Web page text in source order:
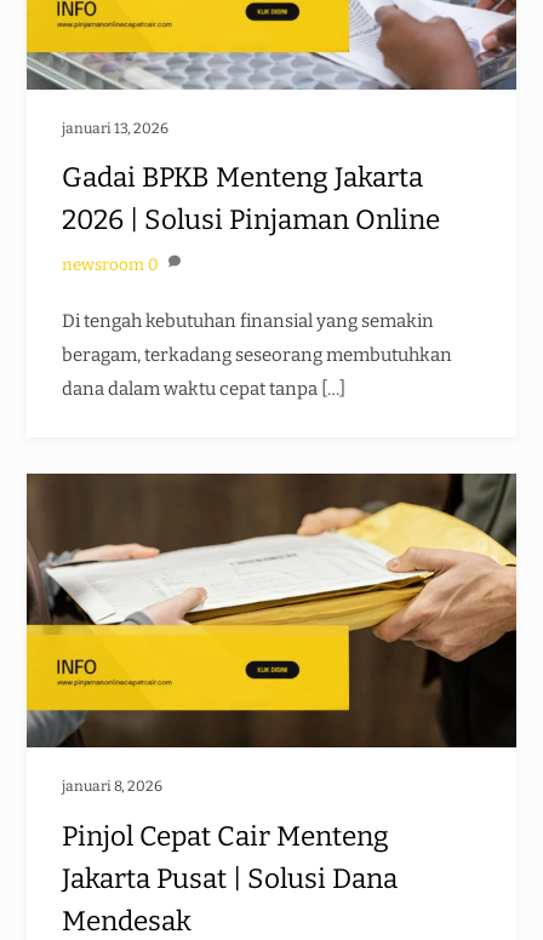
januari 13, 2026
Gadai BPKB Menteng Jakarta
2026 | Solusi Pinjaman Online
newsroom 0
Di tengah kebutuhan finansial yang semakin
beragam, terkadang seseorang membutuhkan
dana dalam waktu cepat tanpa […]
januari 8, 2026
Pinjol Cepat Cair Menteng
Jakarta Pusat | Solusi Dana
Mendesak